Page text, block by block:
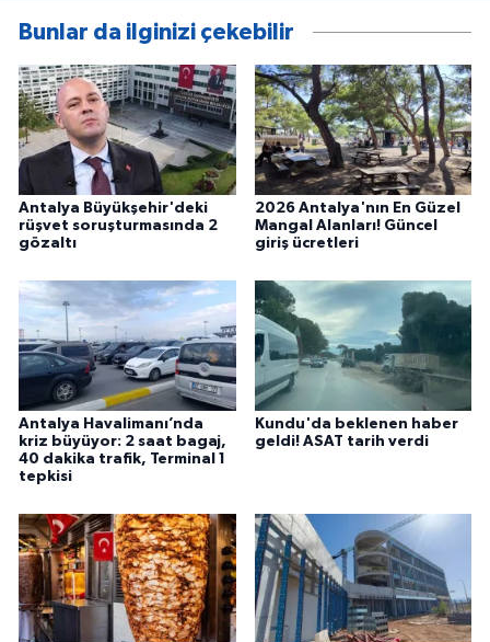
Bunlar da ilginizi çekebilir
Antalya Büyükşehir'deki
rüşvet soruşturmasında 2
gözaltı
2026 Antalya'nın En Güzel
Mangal Alanları! Güncel
giriş ücretleri
Antalya Havalimanı’nda
kriz büyüyor: 2 saat bagaj,
40 dakika trafik, Terminal 1
tepkisi
Kundu'da beklenen haber
geldi! ASAT tarih verdi